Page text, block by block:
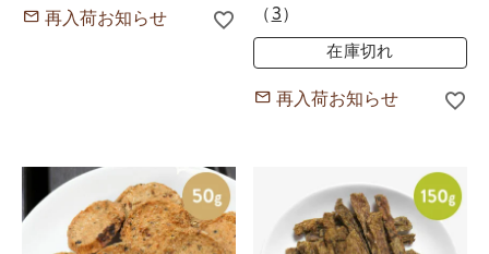
再入荷お知らせ
（ 3 ）
在庫切れ
再入荷お知らせ